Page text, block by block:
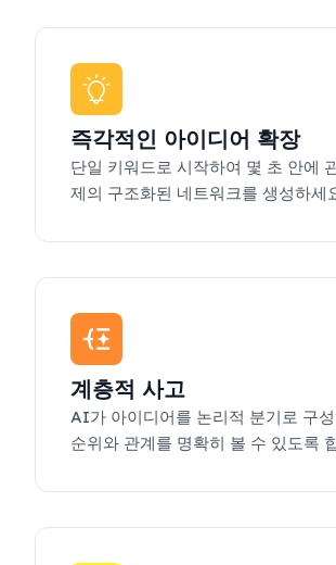
즉각적인 아이디어 확장
단일 키워드로 시작하여 몇 초 안에
제의 구조화된 네트워크를 생성하세
계층적 사고
AI가 아이디어를 논리적 분기로 구
순위와 관계를 명확히 볼 수 있도록